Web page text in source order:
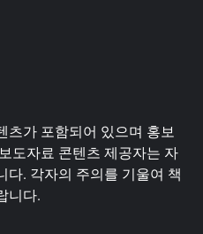
츠가 포함되어 있으며 홍보
도자료 콘텐츠 제공자는 자
다. 각자의 주의를 기울여 책
니다.